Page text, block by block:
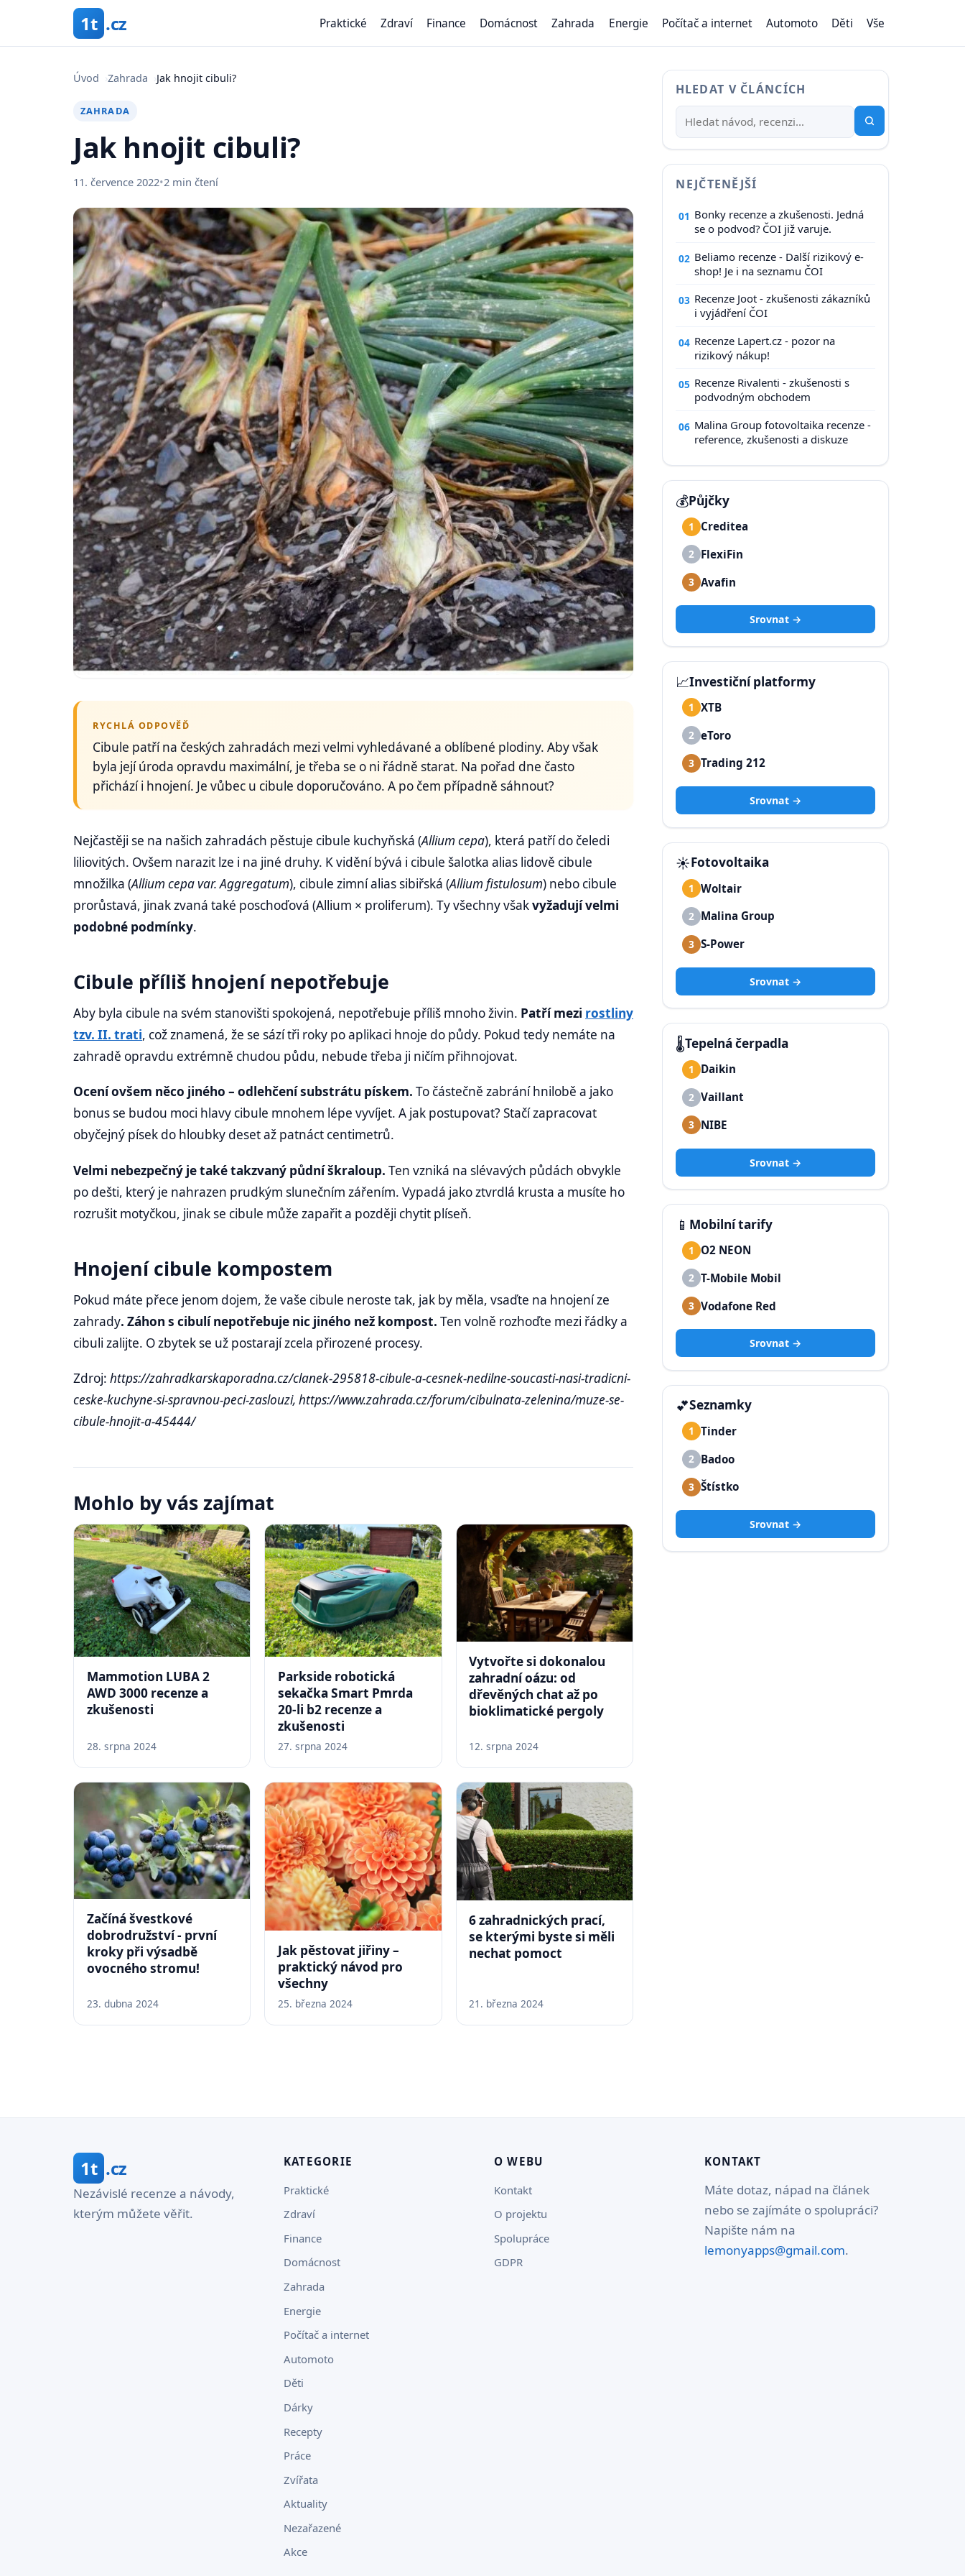
1t .cz Praktické Zdraví Finance Domácnost Zahrada Energie Počítač a internet Automoto Děti Vše
Úvod ›Zahrada ›Jak hnojit cibuli?
ZAHRADA
Jak hnojit cibuli?
11. července 2022•2 min čtení
RYCHLÁ ODPOVĚĎ
Cibule patří na českých zahradách mezi velmi vyhledávané a oblíbené plodiny. Aby však
byla její úroda opravdu maximální, je třeba se o ni řádně starat. Na pořad dne často
přichází i hnojení. Je vůbec u cibule doporučováno. A po čem případně sáhnout?
Nejčastěji se na našich zahradách pěstuje cibule kuchyňská (Allium cepa), která patří do čeledi
liliovitých. Ovšem narazit lze i na jiné druhy. K vidění bývá i cibule šalotka alias lidově cibule
množilka (Allium cepa var. Aggregatum), cibule zimní alias sibiřská (Allium fistulosum) nebo cibule
prorůstavá, jinak zvaná také poschoďová (Allium × proliferum). Ty všechny všakvyžadují velmi
podobné podmínky.
Cibule příliš hnojení nepotřebuje
Aby byla cibule na svém stanovišti spokojená, nepotřebuje příliš mnoho živin. Patří mezi rostliny
tzv. II. trati, což znamená, že se sází tři roky po aplikaci hnoje do půdy. Pokud tedy nemáte na
zahradě opravdu extrémně chudou půdu, nebude třeba ji ničím přihnojovat.
Ocení ovšem něco jiného – odlehčení substrátu pískem. To částečně zabrání hnilobě a jako
bonus se budou moci hlavy cibule mnohem lépe vyvíjet. A jak postupovat? Stačí zapracovat
obyčejný písek do hloubky deset až patnáct centimetrů.
Velmi nebezpečný je také takzvaný půdní škraloup. Ten vzniká na slévavých půdách obvykle
po dešti, který je nahrazen prudkým slunečním zářením. Vypadá jako ztvrdlá krusta a musíte ho
rozrušit motyčkou, jinak se cibule může zapařit a později chytit plíseň.
Hnojení cibule kompostem
Pokud máte přece jenom dojem, že vaše cibule neroste tak, jak by měla, vsaďte na hnojení ze
zahrady. Záhon s cibulí nepotřebuje nic jiného než kompost. Ten volně rozhoďte mezi řádky a
cibuli zalijte. O zbytek se už postarají zcela přirozené procesy.
Zdroj: https://zahradkarskaporadna.cz/clanek-295818-cibule-a-cesnek-nedilne-soucasti-nasi-tradicni-
ceske-kuchyne-si-spravnou-peci-zaslouzi, https://www.zahrada.cz/forum/cibulnata-zelenina/muze-se-
cibule-hnojit-a-45444/
Mohlo by vás zajímat
Mammotion LUBA 2
AWD 3000 recenze a
zkušenosti
28. srpna 2024
Parkside robotická
sekačka Smart Pmrda
20-li b2 recenze a
zkušenosti
27. srpna 2024
Vytvořte si dokonalou
zahradní oázu: od
dřevěných chat až po
bioklimatické pergoly
12. srpna 2024
Začíná švestkové
dobrodružství - první
kroky při výsadbě
ovocného stromu!
23. dubna 2024
Jak pěstovat jiřiny –
praktický návod pro
všechny
25. března 2024
6 zahradnických prací,
se kterými byste si měli
nechat pomoct
21. března 2024
HLEDAT V ČLÁNCÍCH
NEJČTENĚJŠÍ
01 Bonky recenze a zkušenosti. Jedná
se o podvod? ČOI již varuje.
02 Beliamo recenze - Další rizikový e-
shop! Je i na seznamu ČOI
03 Recenze Joot - zkušenosti zákazníků
i vyjádření ČOI
04 Recenze Lapert.cz - pozor na
rizikový nákup!
05 Recenze Rivalenti - zkušenosti s
podvodným obchodem
06 Malina Group fotovoltaika recenze -
reference, zkušenosti a diskuze
💰Půjčky
1 Creditea
2 FlexiFin
3 Avafin
Srovnat →
📈Investiční platformy
1 XTB
2 eToro
3 Trading 212
Srovnat →
☀️Fotovoltaika
1 Woltair
2 Malina Group
3 S-Power
Srovnat →
🌡️Tepelná čerpadla
1 Daikin
2 Vaillant
3 NIBE
Srovnat →
📱 Mobilní tarify
1 O2 NEON
2 T-Mobile Mobil
3 Vodafone Red
Srovnat →
💕Seznamky
1 Tinder
2 Badoo
3 Štístko
Srovnat →
1t .cz
Nezávislé recenze a návody,
kterým můžete věřit.
KATEGORIE
Praktické
Zdraví
Finance
Domácnost
Zahrada
Energie
Počítač a internet
Automoto
Děti
Dárky
Recepty
Práce
Zvířata
Aktuality
Nezařazené
Akce
O WEBU
Kontakt
O projektu
Spolupráce
GDPR
KONTAKT
Máte dotaz, nápad na článek
nebo se zajímáte o spolupráci?
Napište nám na
lemonyapps@gmail.com.